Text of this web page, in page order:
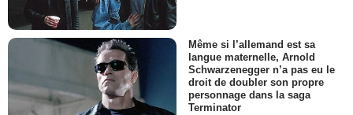
Même si l’allemand est sa
langue maternelle, Arnold
Schwarzenegger n’a pas eu le
droit de doubler son propre
personnage dans la saga
Terminator